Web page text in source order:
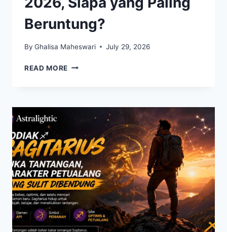
Beruntung?
By Ghalisa Maheswari July 29, 2026
READ MORE ZODIAK
DI
AKHIR
2026,
SIAPA
YANG
PALING
BERUNTUNG?